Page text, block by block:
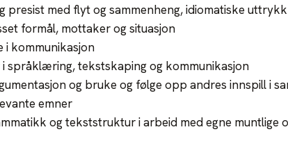
presist med flyt og sammenheng, idiomatiske
formål, mottaker og situasjon
kommunikasjon
språklæring, tekstskaping og kommunikasjon
og bruke og følge opp andres innspill i
emner
og tekststruktur i arbeid med egne muntlige